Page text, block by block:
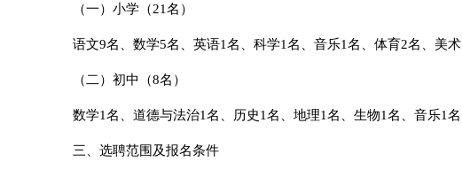
（一）小学（21名）
语文9名、数学5名、英语1名、科学1名、音乐1名、体育2名、美术
（二）初中（8名）
数学1名、道德与法治1名、历史1名、地理1名、生物1名、音乐1名
三、选聘范围及报名条件